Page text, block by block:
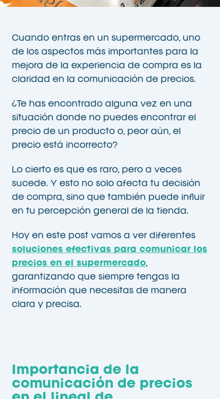
Cuando entras en un supermercado, uno
de los aspectos más importantes para la
mejora de la experiencia de compra es la
claridad en la comunicación de precios.
¿Te has encontrado alguna vez en una
situación donde no puedes encontrar el
precio de un producto o, peor aún, el
precio está incorrecto?
Lo cierto es que es raro, pero a veces
sucede. Y esto no solo afecta tu decisión
de compra, sino que también puede influir
en tu percepción general de la tienda.
Hoy en este post vamos a ver diferentes
soluciones efectivas para comunicar los
precios en el supermercado,
garantizando que siempre tengas la
información que necesitas de manera
clara y precisa.
Importancia de la
comunicación de precios